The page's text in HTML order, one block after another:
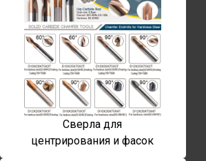
Сверла для
центрирования и фасок